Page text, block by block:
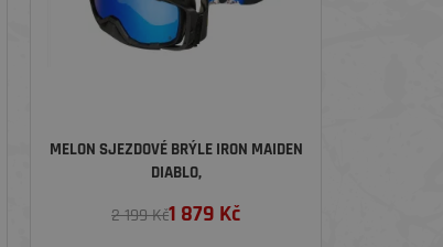
MELON SJEZDOVÉ BRÝLE IRON MAIDEN
DIABLO,
CHROME
2 199 Kč1 879 Kč